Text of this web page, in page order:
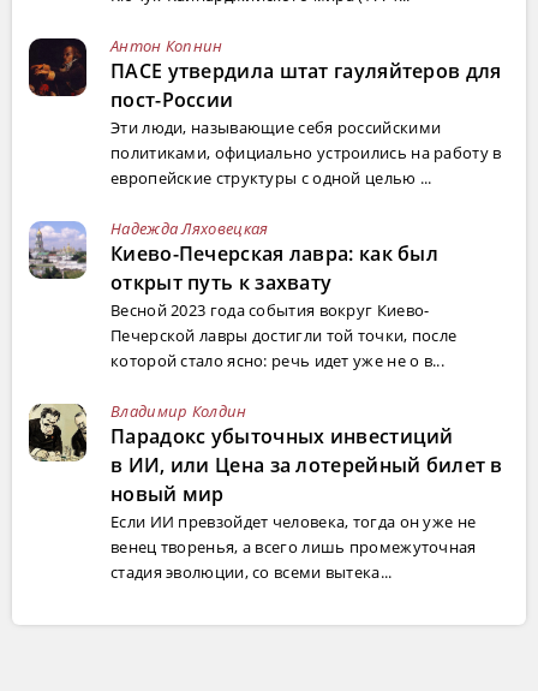
Антон Копнин
ПАСЕ утвердила штат гауляйтеров для
пост-России
Эти люди, называющие себя российскими
политиками, официально устроились на работу в
европейские структуры с одной целью ...
Надежда Ляховецкая
Киево-Печерская лавра: как был
открыт путь к захвату
Весной 2023 года события вокруг Киево-
Печерской лавры достигли той точки, после
которой стало ясно: речь идет уже не о в...
Владимир Колдин
Парадокс убыточных инвестиций
в ИИ, или Цена за лотерейный билет в
новый мир
Если ИИ превзойдет человека, тогда он уже не
венец творенья, а всего лишь промежуточная
стадия эволюции, со всеми вытека...